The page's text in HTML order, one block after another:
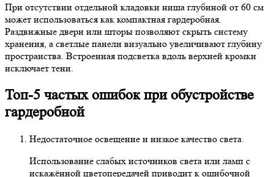
При отсутствии отдельной кладовки ниша глубиной от 60 см
может использоваться как компактная гардеробная.
Раздвижные двери или шторы позволяют скрыть систему
хранения, а светлые панели визуально увеличивают глубину
пространства. Встроенная подсветка вдоль верхней кромки
исключает тени.
Топ-5 частых ошибок при обустройстве
гардеробной
Недостаточное освещение и низкое качество света.
Использование слабых источников света или ламп с
искажённой цветопередачей приводит к ошибочной